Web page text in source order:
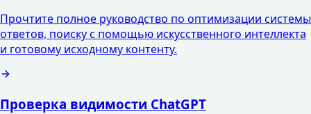
Прочтите полное руководство по оптимизации системы
ответов, поиску с помощью искусственного интеллекта
и готовому исходному контенту.
Проверка видимости ChatGPT